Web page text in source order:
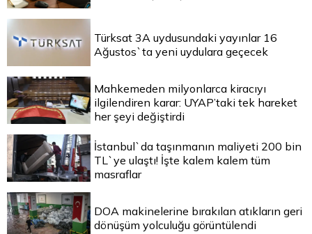
Türksat 3A uydusundaki yayınlar 16
Ağustos`ta yeni uydulara geçecek
Mahkemeden milyonlarca kiracıyı
ilgilendiren karar: UYAP’taki tek hareket
her şeyi değiştirdi
İstanbul`da taşınmanın maliyeti 200 bin
TL`ye ulaştı! İşte kalem kalem tüm
masraflar
DOA makinelerine bırakılan atıkların geri
dönüşüm yolculuğu görüntülendi